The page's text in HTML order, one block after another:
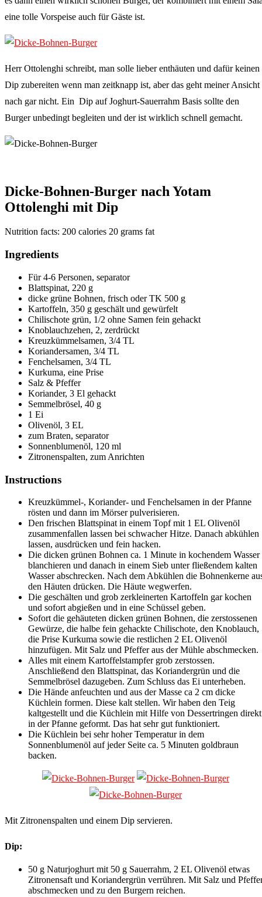
eine tolle Vorspeise auch für Gäste ist.
Herr Ottolenghi schreibt, man solle lieber enthäuten und dafür keinen
Dip zubereiten wenn man zeitknapp ist, aber das geht meiner Ansicht
nach gar nicht. Ein Dip auf Joghurt-Sauerrahm Basis sollte den
Burger unbedingt begleiten und der ist wirklich schnell gemacht.
Dicke-Bohnen-Burger nach Yotam
Ottolenghi mit Dip
Nutrition facts: 200 calories 20 grams fat
Ingredients
Für 4-6 Personen, separator
Blattspinat, 220 g
dicke grüne Bohnen, frisch oder TK 500 g
Kartoffeln, 350 g geschält und gewürfelt
Chilischote grün, 1/2 ohne Samen fein gehackt
Knoblauchzehen, 2, zerdrückt
Kreuzkümmelsamen, 3/4 TL
Koriandersamen, 3/4 TL
Fenchelsamen, 3/4 TL
Kurkuma, eine Prise
Salz & Pfeffer
Koriander, 3 El gehackt
Semmelbrösel, 40 g
1 Ei
Olivenöl, 3 EL
zum Braten, separator
Sonnenblumenöl, 120 ml
Zitronenspalten, zum Anrichten
Instructions
Kreuzkümmel-, Koriander- und Fenchelsamen in der Pfanne
rösten und dann im Mörser pulverisieren.
Den frischen Blattspinat in einem Topf mit 1 EL Olivenöl
zusammenfallen lassen bei schwacher Hitze. Danach abkühlen
lassen, ausdrücken und fein hacken.
Die dicken grünen Bohnen ca. 1 Minute in kochendem Wasser
blanchieren und danach in einem Sieb unter fließendem kalten
Wasser abschrecken. Nach dem Abkühlen die Bohnenkerne
den Häuten drücken. Die Häute wegwerfen.
Die geschälten und grob zerkleinerten Kartoffeln gar kochen
und sofort abgießen und in eine Schüssel geben.
Sofort die gehäuteten dicken grünen Bohnen, die zerstossenen
Gewürze, die halbe fein gehackte Chilischote, den Knoblauch,
die Prise Kurkuma sowie die restlichen 2 EL Olivenöl
hinzufügen. Mit Salz und Pfeffer aus der Mühle abschmecken.
Alles mit einem Kartoffelstampfer grob zerstossen.
Anschließend den Blattspinat, das Koriandergrün und die
Semmelbrösel dazugeben. Zum Schluss das Ei unterheben.
Die Hände anfeuchten und aus der Masse ca 2 cm dicke
Küchlein formen. Diese kalt stellen. Wir haben den Teig
kaltgestellt und die Küchlein mit Hilfe von Dessertringen direkt
in der Pfanne geformt. Das hat sehr gut funktioniert.
Die Küchlein bei sehr hoher Temperatur in dem
Sonnenblumenöl auf jeder Seite ca. 5 Minuten goldbraun
backen.
Mit Zitronenspalten und einem Dip servieren.
Dip:
50 g Naturjoghurt mit 50 g Sauerrahm, 2 EL Olivenöl etwas
Zitronensaft und Koriandergrün verrühren. Mit Salz und
abschmecken und zu den Burgern reichen.